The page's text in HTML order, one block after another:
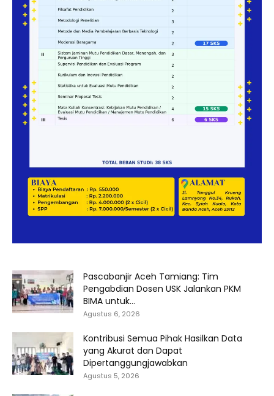
Pascabanjir Aceh Tamiang: Tim
Pengabdian Dosen USK Jalankan PKM
BIMA untuk...
Agustus 6, 2026
Kontribusi Semua Pihak Hasilkan Data
yang Akurat dan Dapat
Dipertanggungjawabkan
Agustus 5, 2026